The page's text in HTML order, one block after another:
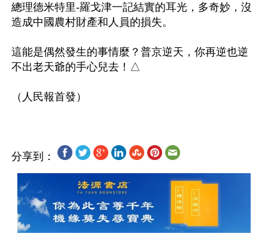
總理德米特里-羅戈津一記結實的耳光，多奇妙，沒
造成中國農村財產和人員的損失。
這能是偶然發生的事情麼？普京逆天，你再逆也逆
不出老天爺的手心兒去！△
分享到：